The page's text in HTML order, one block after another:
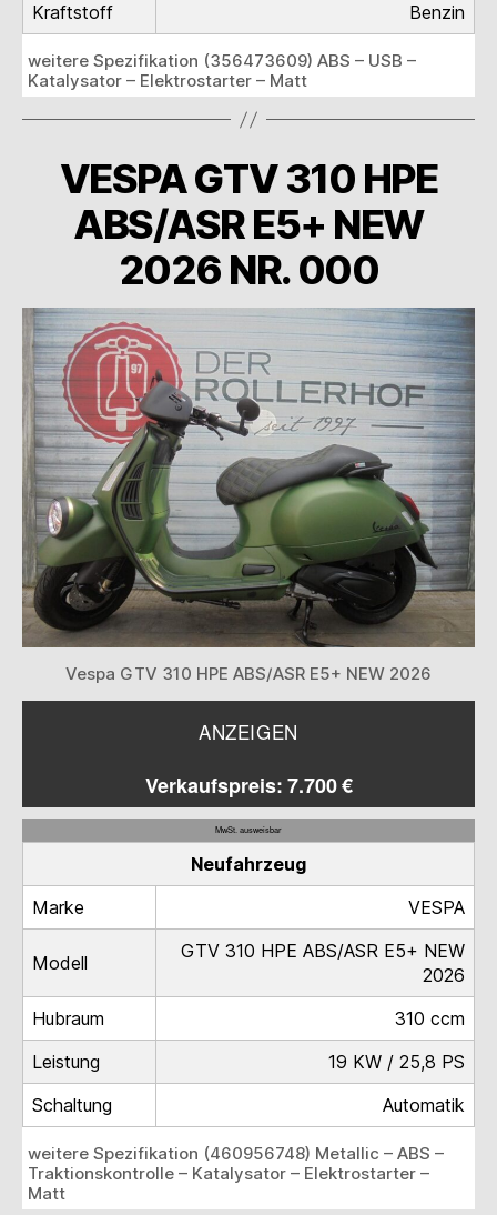
Kraftstoff
Benzin
weitere Spezifikation (356473609) ABS – USB –
Katalysator – Elektrostarter – Matt
VESPA GTV 310 HPE
ABS/ASR E5+ NEW
2026 NR. 000
Vespa GTV 310 HPE ABS/ASR E5+ NEW 2026
ANZEIGEN
Verkaufspreis: 7.700 €
MwSt. ausweisbar
Neufahrzeug
Marke
VESPA
Modell
GTV 310 HPE ABS/ASR E5+ NEW
2026
Hubraum
310 ccm
Leistung
19 KW / 25,8 PS
Schaltung
Automatik
weitere Spezifikation (460956748) Metallic – ABS –
Traktionskontrolle – Katalysator – Elektrostarter –
Matt